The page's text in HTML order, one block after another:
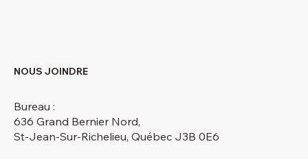
NOUS JOINDRE
Bureau :
636 Grand Bernier Nord,
St-Jean-Sur-Richelieu, Québec J3B 0E6